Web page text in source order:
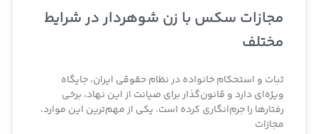
مجازات سکس با زن شوهردار در شرایط
مختلف
ثبات و استحکام خانواده در نظام حقوقی ایران، جایگاه
ویژه‌ای دارد و قانون‌گذار برای صیانت از این نهاد، برخی
رفتارها را جرم‌انگاری کرده است. یکی از مهم‌ترین این موارد،
مجازات